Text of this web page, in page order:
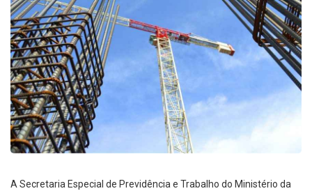
A Secretaria Especial de Previdência e Trabalho do Ministério da